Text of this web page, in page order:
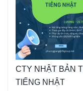
CTY NHẬT BẢN
TIẾNG NHẬT